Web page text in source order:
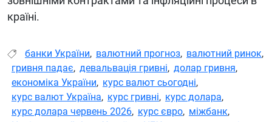
країні.
банки України, валютний прогноз, валютний ринок,
гривня падає, девальвація гривні, долар гривня,
економіка України, курс валют сьогодні,
курс валют Україна, курс гривні, курс долара,
курс долара червень 2026, курс євро, міжбанк,